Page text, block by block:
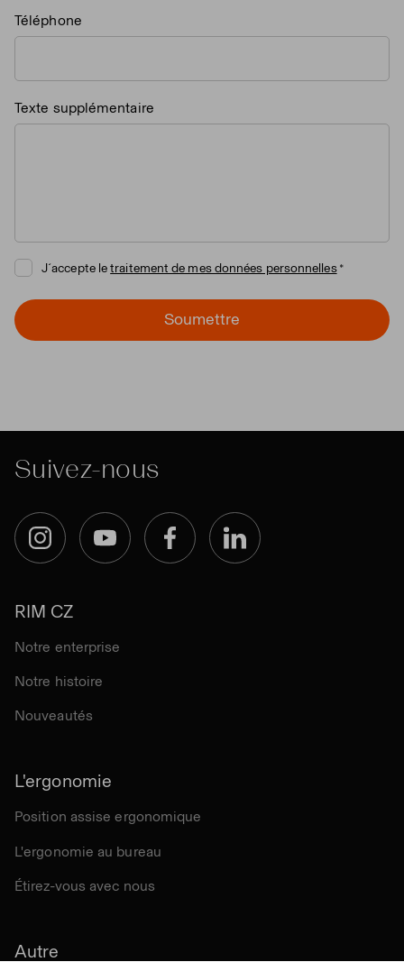
Téléphone
Texte supplémentaire
J´accepte letraitement de mes données personnelles
Soumettre
Suivez-nous
InstagramYouTube FacebookLinkedIn
RIM CZ
Notre enterprise
Notre histoire
Nouveautés
L'ergonomie
Position assise ergonomique
L'ergonomie au bureau
Étirez-vous avec nous
Autre